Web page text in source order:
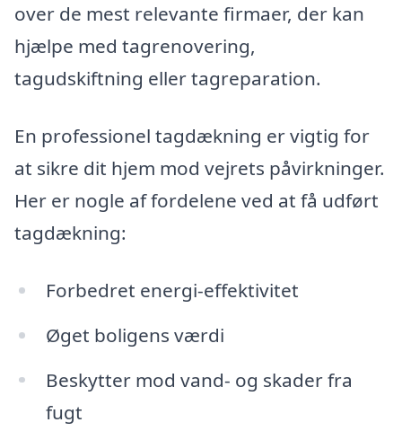
over de mest relevante firmaer, der kan
hjælpe med tagrenovering,
tagudskiftning eller tagreparation.
En professionel tagdækning er vigtig for
at sikre dit hjem mod vejrets påvirkninger.
Her er nogle af fordelene ved at få udført
tagdækning:
Forbedret energi-effektivitet
Øget boligens værdi
Beskytter mod vand- og skader fra
fugt